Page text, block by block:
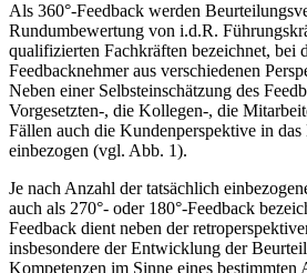
Als 360°-Feedback werden
Rundumbewertung von i.d.R.
qualifizierten Fachkräften bezeichnet, bei
Feedbacknehmer aus verschiedenen
Neben einer Selbsteinschätzung des
Vorgesetzten-, die Kollegen-, die
Fällen auch die Kundenperspektive in
einbezogen (vgl. Abb. 1).
Je nach Anzahl der tatsächlich
auch als 270°- oder 180°-Feedback
Feedback dient neben der
insbesondere der Entwicklung der
Kompetenzen im Sinne eines bestimmten